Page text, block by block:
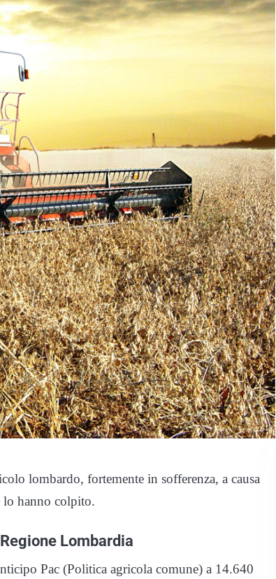
lombardo, fortemente in sofferenza, a causa
lo hanno colpito.
Lombardia
Pac (Politica agricola comune) a 14.640